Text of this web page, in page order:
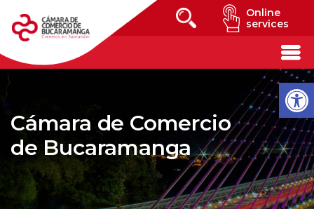
Online
services
Cámara de Comercio
de Bucaramanga